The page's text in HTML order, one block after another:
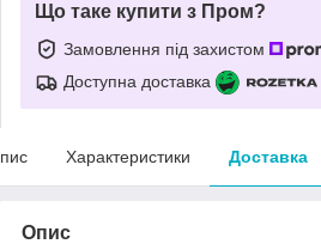
Що таке купити з Пром?
Замовлення під захистом
Доступна доставка
Характеристики Доставка
Опис